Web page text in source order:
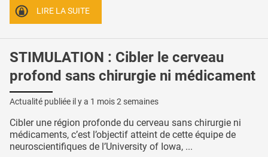
LIRE LA SUITE
STIMULATION : Cibler le cerveau
profond sans chirurgie ni médicament
Actualité publiée il y a 1 mois 2 semaines
Cibler une région profonde du cerveau sans chirurgie ni
médicaments, c’est l’objectif atteint de cette équipe de
neuroscientifiques de l’University of Iowa, ...